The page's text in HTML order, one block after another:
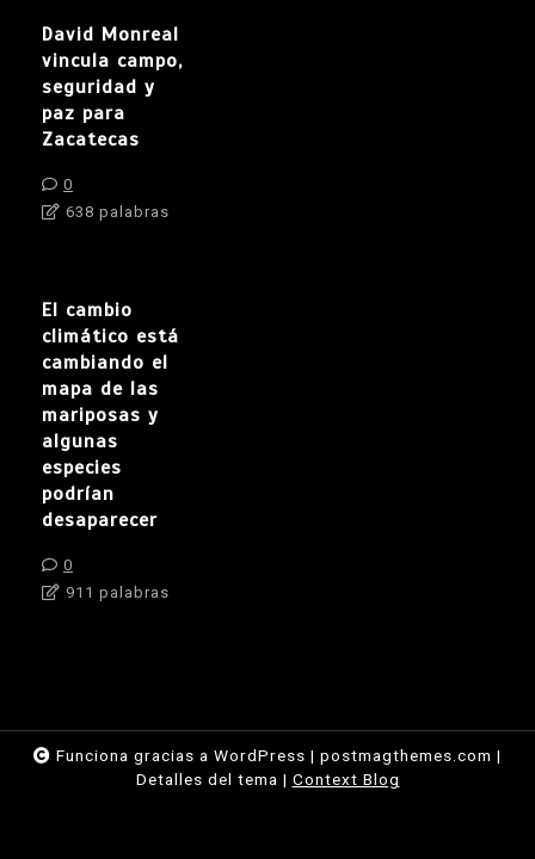
David Monreal
vincula campo,
seguridad y
paz para
Zacatecas
0
638 palabras
El cambio
climático está
cambiando el
mapa de las
mariposas y
algunas
especies
podrían
desaparecer
0
911 palabras
Funciona gracias a WordPress | postmagthemes.com |
Detalles del tema | Context Blog